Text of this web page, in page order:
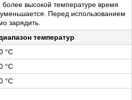
более высокой температуре время
Перед использованием
зарядить.
температур
°С
°С
°С